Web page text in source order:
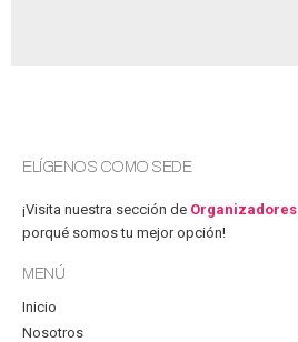
ELÍGENOS COMO SEDE
¡Visita nuestra sección de Organizadores
porqué somos tu mejor opción!
MENÚ
Inicio
Nosotros